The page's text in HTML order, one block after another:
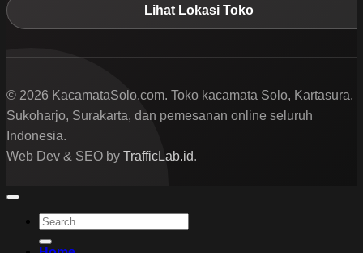
Lihat Lokasi Toko
© 2026 KacamataSolo.com. Toko kacamata Solo, Kartasura,
Sukoharjo, Surakarta, dan pemesanan online seluruh
Indonesia.
Web Dev & SEO by TrafficLab.id.
Search
for: